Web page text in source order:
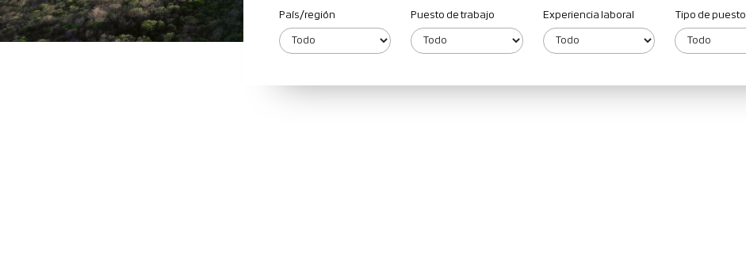
País/región Puesto de trabajo Experiencia laboral Tipo de puesto